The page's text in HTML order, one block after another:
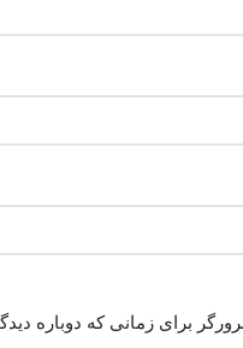
برای زمانی که دوباره